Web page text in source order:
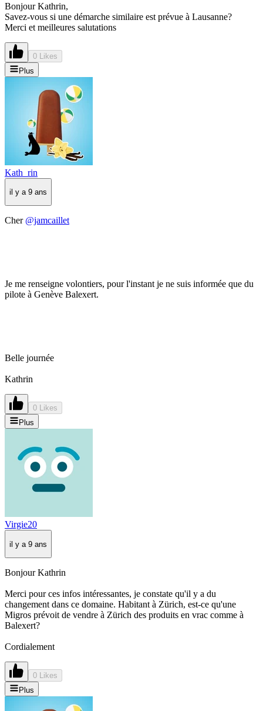
Bonjour Kathrin,
Savez-vous si une démarche similaire est prévue à Lausanne?
Merci et meilleures salutations
0 Likes
Plus
Kath_rin
il y a 9 ans
Cher @jamcaillet
Je me renseigne volontiers, pour l'instant je ne suis informée que du
pilote à Genève Balexert.
Belle journée
Kathrin
0 Likes
Plus
Virgie20
il y a 9 ans
Bonjour Kathrin
Merci pour ces infos intéressantes, je constate qu'il y a du
changement dans ce domaine. Habitant à Zürich, est-ce qu'une
Migros prévoit de vendre à Zürich des produits en vrac comme à
Balexert?
Cordialement
0 Likes
Plus